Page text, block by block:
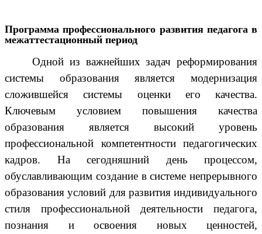
Программа профессионального развития педагога в
межаттестационный период
Одной из важнейших задач реформирования
системы образования является модернизация
сложившейся системы оценки его качества.
Ключевым условием повышения качества
образования является высокий уровень
профессиональной компетентности педагогических
кадров. На сегодняшний день процессом,
обуславливающим создание в системе непрерывного
образования условий для развития индивидуального
стиля профессиональной деятельности педагога,
познания и освоения новых ценностей,